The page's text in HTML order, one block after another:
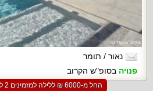
נאור / תומר
פנויה בסופ"ש הקרוב
החל מ-‏6000 ₪ ללילה למזמינים 2 לילות בסופ"ש הקרוב